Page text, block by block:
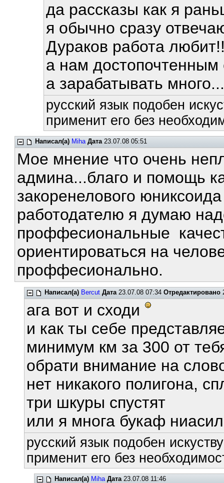
да рассказы как я
я обычно сразу
Дураков работа
а нам
а зарабатывать много...
русский язык подобен
применит его без
Написал(а) Miha Дата23.07.08 05:51
Мое мнение что очень
админа...благо и помощь
закоренелового
работодателю я думаю
проффесиональные
ориентироваться на
проффесионально.
Написал(а) Bercut Дата23.07.08 07:34Отредактировано
ага вот и сходи
и как ты себе
минимум км за 300 от
обрати внимание на
нет никакого полигона,
три шкуры спустят
или я многа букаф
русский язык подобен
применит его без
Написал(а) Miha Дата23.07.08 11:46